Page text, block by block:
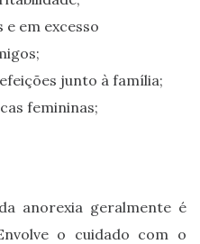
em excesso
junto à família;
femininas;
anorexia geralmente é
o cuidado com o